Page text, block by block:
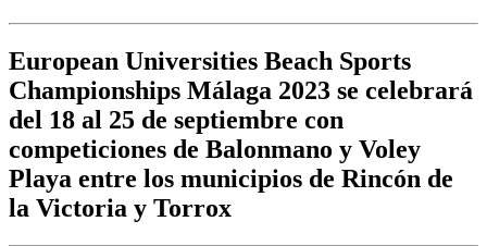
European Universities Beach Sports
Championships Málaga 2023 se celebrará
del 18 al 25 de septiembre con
competiciones de Balonmano y Voley
Playa entre los municipios de Rincón de
la Victoria y Torrox